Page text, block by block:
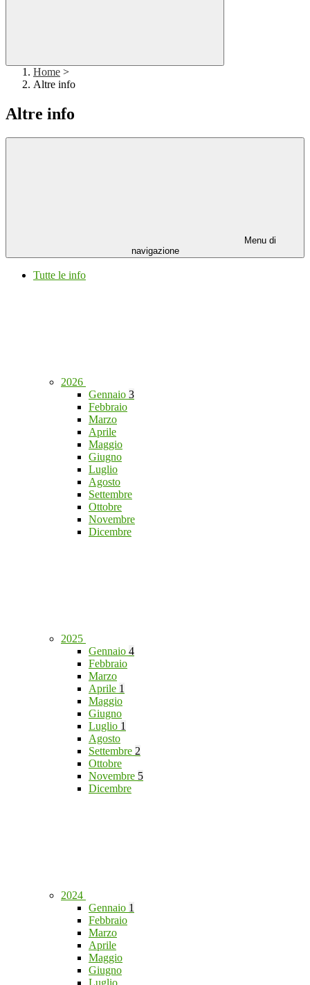
Home >
Altre info
Altre info
Menu di
navigazione
Tutte le info
2026
Gennaio 3
Febbraio
Marzo
Aprile
Maggio
Giugno
Luglio
Agosto
Settembre
Ottobre
Novembre
Dicembre
2025
Gennaio 4
Febbraio
Marzo
Aprile 1
Maggio
Giugno
Luglio 1
Agosto
Settembre 2
Ottobre
Novembre 5
Dicembre
2024
Gennaio 1
Febbraio
Marzo
Aprile
Maggio
Giugno